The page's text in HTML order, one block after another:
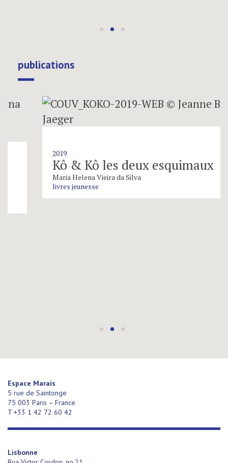
publications
Kô & Kô les deux esquimaux
Maria Helena Vieira da Silva
livres jeunesse
Espace Marais
5 rue de Saintonge
75 003 Paris – France
T +33 1 42 72 60 42
Lisbonne